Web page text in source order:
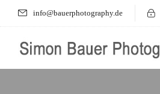
info@bauerphotography.de